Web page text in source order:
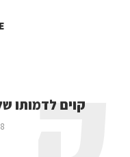
קוים לדמותו
18